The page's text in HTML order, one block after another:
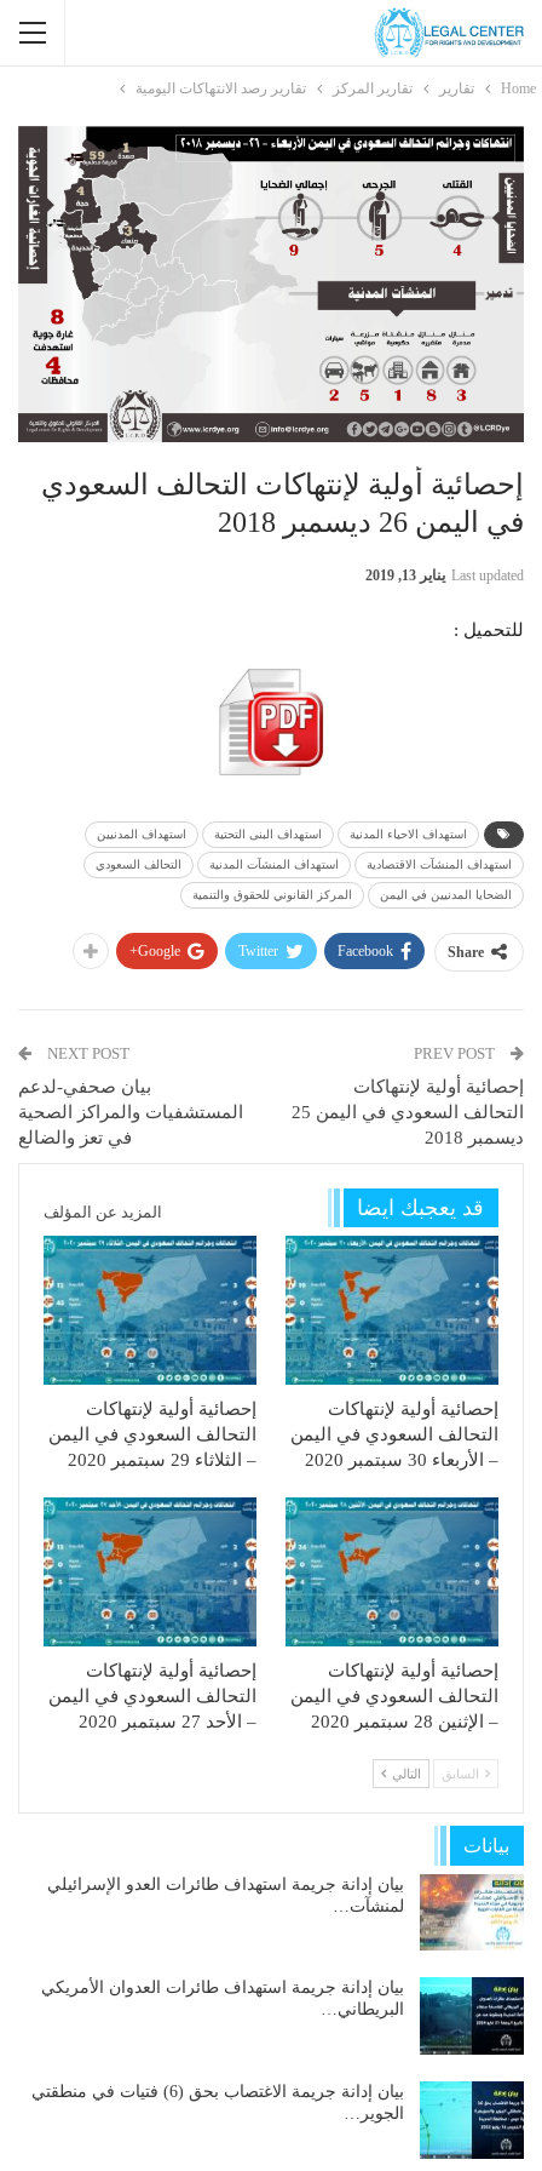
Home تقارير تقارير المركز تقارير رصد الانتهاكات اليومية
إحصائية أولية لإنتهاكات التحالف السعودي
في اليمن 26 ديسمبر 2018
Last updated يناير 13, 2019
للتحميل :
استهداف الاحياء المدنية استهداف البنى التحتية استهداف المدنيين
استهداف المنشآت الاقتصادية استهداف المنشآت المدنية التحالف السعودي
الضحايا المدنيين في اليمن المركز القانوني للحقوق والتنمية
Share
Facebook
Twitter
Google+
إحصائية أولية لإنتهاكات
التحالف السعودي في اليمن 25
ديسمبر 2018
NEXT POST
بيان صحفي-لدعم
المستشفيات والمراكز الصحية
في تعز والضالع
قد يعجبك ايضا المزيد عن المؤلف
إحصائية أولية لإنتهاكات
التحالف السعودي في اليمن
– الأربعاء 30 سبتمبر 2020
إحصائية أولية لإنتهاكات
التحالف السعودي في اليمن
– الثلاثاء 29 سبتمبر 2020
إحصائية أولية لإنتهاكات
التحالف السعودي في اليمن
– الإثنين 28 سبتمبر 2020
إحصائية أولية لإنتهاكات
التحالف السعودي في اليمن
– الأحد 27 سبتمبر 2020
السابق التالي
بيانات
بيان إدانة جريمة استهداف طائرات العدو الإسرائيلي
لمنشآت…
بيان إدانة جريمة استهداف طائرات العدوان الأمريكي
البريطاني…
بيان إدانة جريمة الاغتصاب بحق (6) فتيات في منطقتي
الجوير…